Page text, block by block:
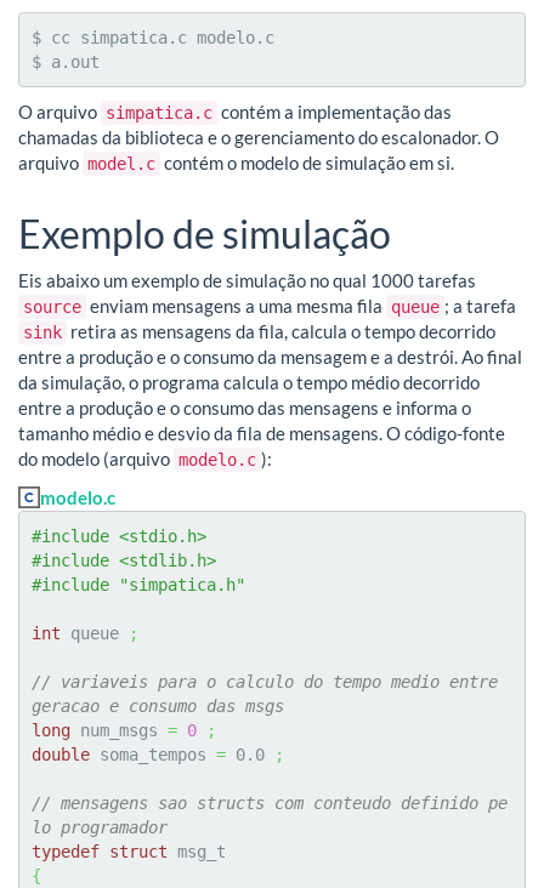
$ cc simpatica.c modelo.c
$ a.out
O arquivo simpatica.c contém a implementação das
chamadas da biblioteca e o gerenciamento do escalonador. O
arquivo model.c contém o modelo de simulação em si.
Exemplo de simulação
Eis abaixo um exemplo de simulação no qual 1000 tarefas
source enviam mensagens a uma mesma fila queue ; a tarefa
sink retira as mensagens da fila, calcula o tempo decorrido
entre a produção e o consumo da mensagem e a destrói. Ao final
da simulação, o programa calcula o tempo médio decorrido
entre a produção e o consumo das mensagens e informa o
tamanho médio e desvio da fila de mensagens. O código-fonte
do modelo (arquivo modelo.c ):
modelo.c
#include <stdio.h>
#include <stdlib.h>
#include "simpatica.h"
int queue ;
// variaveis para o calculo do tempo medio entre
geracao e consumo das msgs
long num_msgs = 0
;
double soma_tempos = 0.0 ;
// mensagens sao structs com conteudo definido pe
lo programador
typedef struct
{